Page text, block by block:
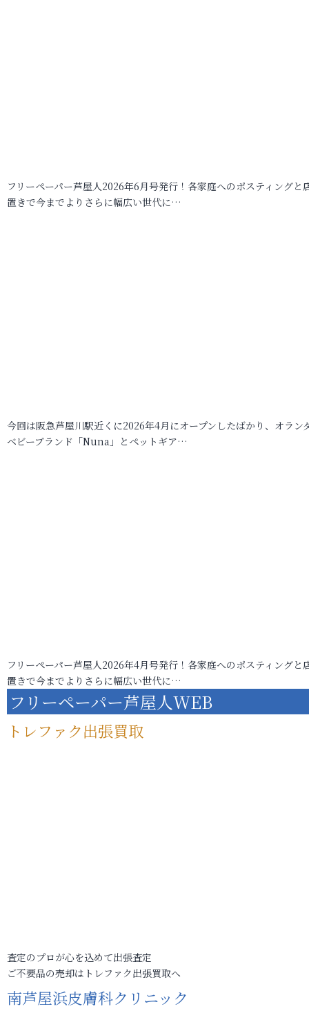
フリーペーパー芦屋人2026年6月号発行！各家庭へのポスティングと
置きで今までよりさらに幅広い世代に…
今回は阪急芦屋川駅近くに2026年4月にオープンしたばかり、オラン
ベビーブランド「Nuna」とペットギア…
フリーペーパー芦屋人2026年4月号発行！各家庭へのポスティングと
置きで今までよりさらに幅広い世代に…
フリーペーパー芦屋人WEB
トレファク出張買取
査定のプロが心を込めて出張査定
ご不要品の売却はトレファク出張買取へ
南芦屋浜皮膚科クリニック